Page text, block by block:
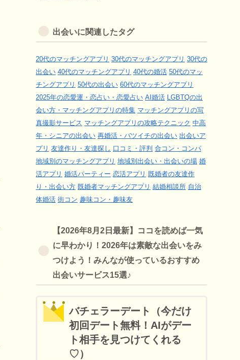
出会いに関連したタグ
20代のマッチングアプリ 30代のマッチングアプリ 30代の
出会い 40代のマッチングアプリ 40代の婚活 50代のマッ
チングアプリ 50代の出会い 60代のマッチングアプリ
2025年の恋愛運・恋占い・恋愛占い AI婚活
LGBTQの出
会い方・マッチングアプリの特集 マッチングアプリの写
真撮影サービス マッチングアプリの攻略テクニック 中高
年・シニアの出会い 再婚活・バツイチの出会い 出会いア
プリ 友達作り・友達探し 口コミ・評判 合コン・コンパ
地域別のマッチングアプリ 地域別出会い・出会いの場 婚
活アプリ 婚活パーティー 恋活アプリ 既婚者の友達作
り・出会い方 既婚者マッチングアプリ 結婚相談所 自治
体婚活 街コン 趣味コン・趣味友
【2026年8月2日最新】ココを読めば一気
に早わかり！2026年は素敵な出会いをみ
つけよう！みんなが使っているおすすめ
出会いサービス15選♪
バチェラーデート（今だけ
初回デート無料！AIがデー
ト相手を見つけてくれる
♡）